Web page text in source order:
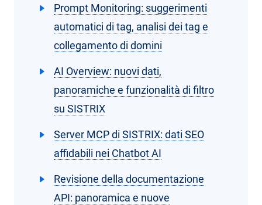
Prompt Monitoring: suggerimenti
automatici di tag, analisi dei tag e
collegamento di domini
AI Overview: nuovi dati,
panoramiche e funzionalità di filtro
su SISTRIX
Server MCP di SISTRIX: dati SEO
affidabili nei Chatbot AI
Revisione della documentazione
API: panoramica e nuove